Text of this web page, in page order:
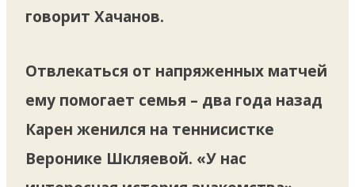
говорит Хачанов.
Отвлекаться от напряженных матчей
ему помогает семья – два года назад
Карен женился на теннисистке
Веронике Шкляевой. «У нас